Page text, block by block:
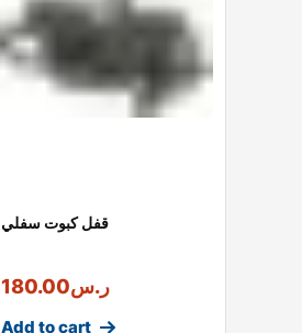
قفل كبوت سفلي
ر.س180.00
Add to cart